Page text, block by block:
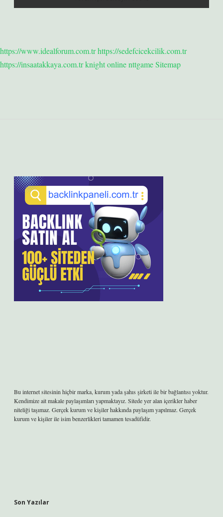
https://www.idealforum.com.trhttps://sedefcicekcilik.com.tr
https://insaatakkaya.com.trknight onlinenttgameSitemap
Bu internet sitesinin hiçbir marka, kurum yada şahıs şirketi ile bir bağlantısı yoktur.
Kendimize ait makale paylaşımları yapmaktayız. Sitede yer alan içerikler haber
niteliği taşımaz. Gerçek kurum ve kişiler hakkında paylaşım yapılmaz. Gerçek
kurum ve kişiler ile isim benzerlikleri tamamen tesadüfidir.
Son Yazılar